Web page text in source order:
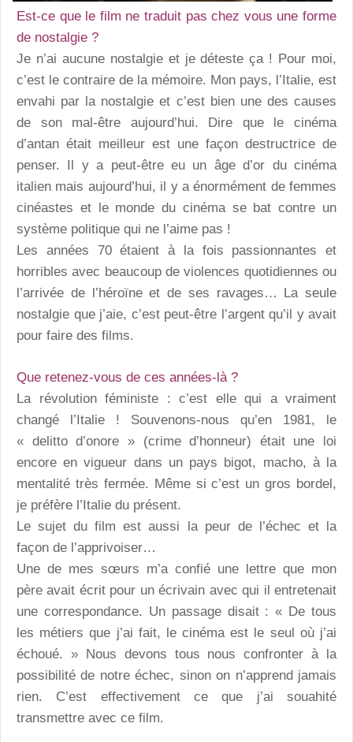
Est-ce que le film ne traduit pas chez vous une forme
de nostalgie ?
Je n’ai aucune nostalgie et je déteste ça ! Pour moi,
c’est le contraire de la mémoire. Mon pays, l’Italie, est
envahi par la nostalgie et c’est bien une des causes
de son mal-être aujourd’hui. Dire que le cinéma
d’antan était meilleur est une façon destructrice de
penser. Il y a peut-être eu un âge d’or du cinéma
italien mais aujourd’hui, il y a énormément de femmes
cinéastes et le monde du cinéma se bat contre un
système politique qui ne l’aime pas !
Les années 70 étaient à la fois passionnantes et
horribles avec beaucoup de violences quotidiennes ou
l’arrivée de l’héroïne et de ses ravages… La seule
nostalgie que j’aie, c’est peut-être l’argent qu’il y avait
pour faire des films.
Que retenez-vous de ces années-là ?
La révolution féministe : c’est elle qui a vraiment
changé l’Italie ! Souvenons-nous qu’en 1981, le
« delitto d’onore » (crime d’honneur) était une loi
encore en vigueur dans un pays bigot, macho, à la
mentalité très fermée. Même si c’est un gros bordel,
je préfère l’Italie du présent.
Le sujet du film est aussi la peur de l’échec et la
façon de l’apprivoiser…
Une de mes sœurs m’a confié une lettre que mon
père avait écrit pour un écrivain avec qui il entretenait
une correspondance. Un passage disait : « De tous
les métiers que j’ai fait, le cinéma est le seul où j’ai
échoué. » Nous devons tous nous confronter à la
possibilité de notre échec, sinon on n’apprend jamais
rien. C’est effectivement ce que j’ai souahité
transmettre avec ce film.